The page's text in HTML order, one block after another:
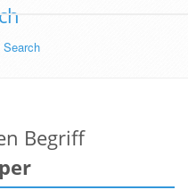
Search
Begriff